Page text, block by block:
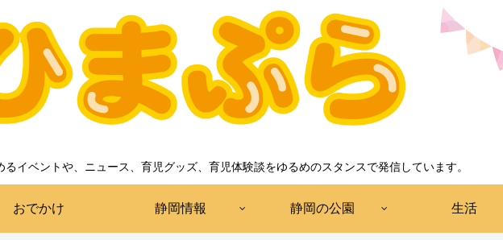
イベントや、ニュース、育児グッズ、育児体験談をゆるめのスタンスで発信しています。
おでかけ 静岡情報 静岡の公園 生活